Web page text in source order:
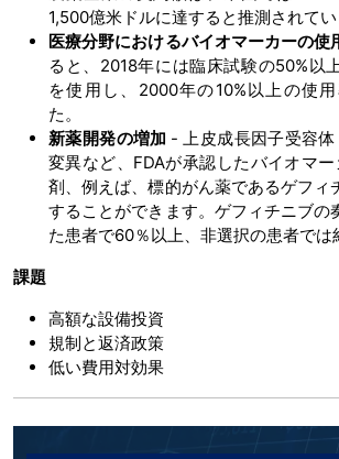
1,500億米ドルに達すると推測されてい
医療分野におけるバイオマーカーの使
ると、2018年には臨床試験の50%以
を使用し、2000年の10%以上の使
た。
新薬開発の増加 - 上皮成長因子受容
変異など、FDAが承認したバイオマ
剤、例えば、標的がん薬であるゲフィ
することができます。ゲフィチニブの
た患者で60％以上、非選択の患者では
課題
高額な設備投資
規制と返済政策
低い費用対効果